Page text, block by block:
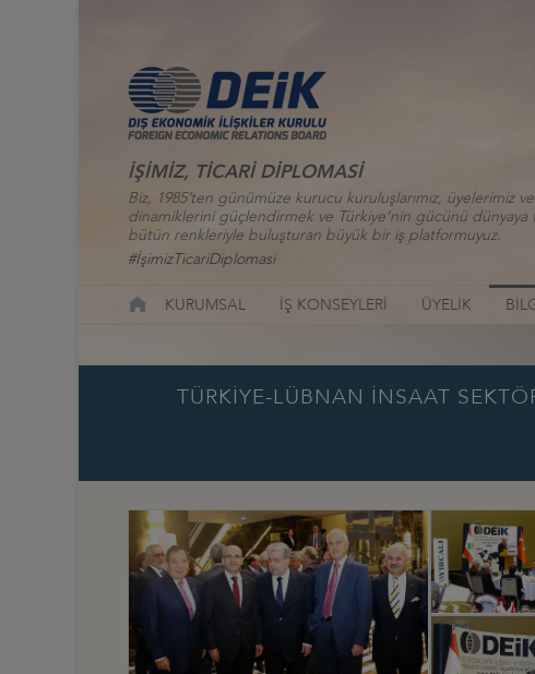
İŞİMİZ, TİCARİ DİPLOMASİ
Biz, 1985’ten günümüze kurucu kuruluşlarımız, üyelerimiz
dinamiklerini güçlendirmek ve Türkiye’nin gücünü dünyaya
bütün renkleriyle buluşturan büyük bir iş platformuyuz.
#İşimizTicariDiplomasi
KURUMSAL İŞ KONSEYLERİ ÜYELİK
TÜRKİYE-LÜBNAN İNSAAT